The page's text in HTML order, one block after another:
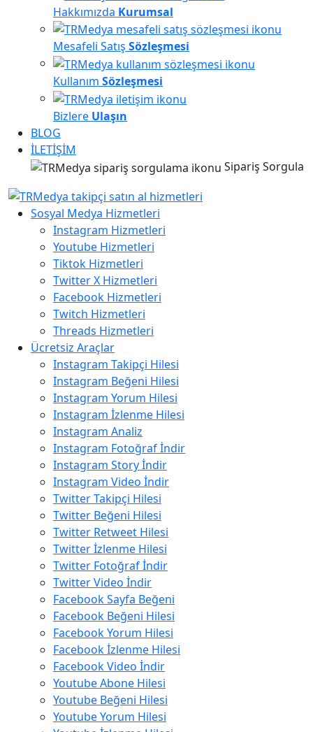
Hakkımızda Kurumsal
Mesafeli Satış Sözleşmesi
Kullanım Sözleşmesi
Bizlere Ulaşın
BLOG
İLETİŞİM
Sipariş Sorgula
Sosyal Medya Hizmetleri
Instagram Hizmetleri
Youtube Hizmetleri
Tiktok Hizmetleri
Twitter X Hizmetleri
Facebook Hizmetleri
Twitch Hizmetleri
Threads Hizmetleri
Ücretsiz Araçlar
Instagram Takipçi Hilesi
Instagram Beğeni Hilesi
Instagram Yorum Hilesi
Instagram İzlenme Hilesi
Instagram Analiz
Instagram Fotoğraf İndir
Instagram Story İndir
Instagram Video İndir
Twitter Takipçi Hilesi
Twitter Beğeni Hilesi
Twitter Retweet Hilesi
Twitter İzlenme Hilesi
Twitter Fotoğraf İndir
Twitter Video İndir
Facebook Sayfa Beğeni
Facebook Beğeni Hilesi
Facebook Yorum Hilesi
Facebook İzlenme Hilesi
Facebook Video İndir
Youtube Abone Hilesi
Youtube Beğeni Hilesi
Youtube Yorum Hilesi